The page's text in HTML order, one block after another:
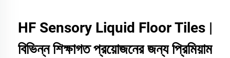
HF Sensory Liquid Floor Tiles |
বিভিন্ন শিক্ষাগত প্রয়োজনের জন্য প্রিমিয়াম